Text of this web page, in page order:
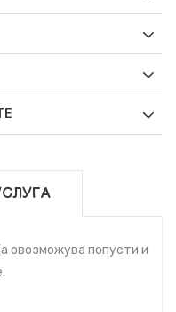
овозможува попусти и